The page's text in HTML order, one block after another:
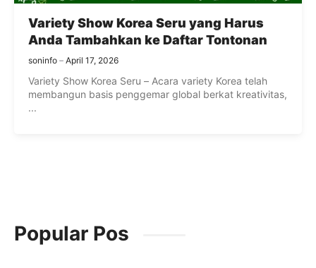
Variety Show Korea Seru yang Harus
Anda Tambahkan ke Daftar Tontonan
soninfo April 17, 2026
Variety Show Korea Seru – Acara variety Korea telah
membangun basis penggemar global berkat kreativitas,
...
Popular Pos